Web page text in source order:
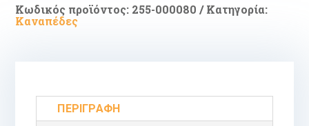
βελούδο
και
Κωδικός προϊόντος: 255-000080
Κατηγορία:
Καναπέδες
ΠΕΡΙΓΡΑΦΉ